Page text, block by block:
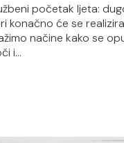
početak ljeta:
konačno će se
načine kako se
i...